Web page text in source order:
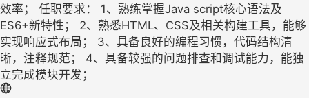
效率； 任职要求： 1、熟练掌握Java script核心语法及
ES6+新特性； 2、熟悉HTML、CSS及相关构建工具，能够
实现响应式布局； 3、具备良好的编程习惯，代码结构清
晰，注释规范； 4、具备较强的问题排查和调试能力，能独
立完成模块开发；